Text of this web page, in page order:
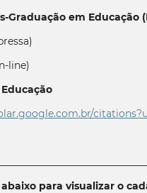
Graduação em Educação
line)
Educação
para visualizar o